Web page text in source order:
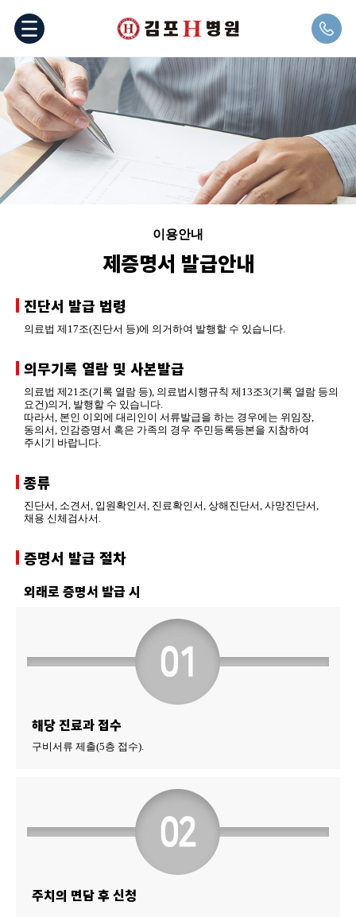
이용안내
제증명서 발급안내
진단서 발급 법령
의료법 제17조(진단서 등)에 의거하여 발행할 수 있습니다.
의무기록 열람 및 사본발급
의료법 제21조(기록 열람 등), 의료법시행규칙 제13조3(기록 열람 등의
요건)의거, 발행할 수 있습니다.
따라서, 본인 이외에 대리인이 서류발급을 하는 경우에는 위임장,
동의서, 인감증명서 혹은 가족의 경우 주민등록등본을 지참하여
주시기 바랍니다.
종류
진단서, 소견서, 입원확인서, 진료확인서, 상해진단서, 사망진단서,
채용 신체검사서.
증명서 발급 절차
외래로 증명서 발급 시
해당 진료과 접수
구비서류 제출(5층 접수).
주치의 면담 후 신청